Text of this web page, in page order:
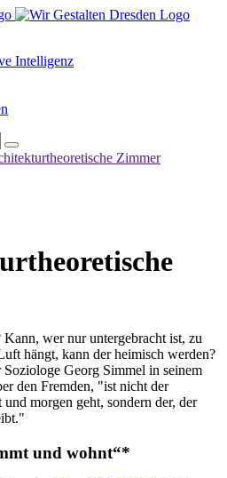
Intelligenz
Zimmer
wer nur untergebracht ist, zu
hängt, kann der heimisch werden?
Georg Simmel in seinem
den Fremden, "ist nicht der
morgen geht, sondern der, der
und wohnt“*